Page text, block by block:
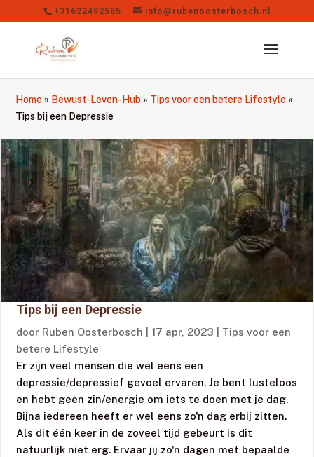
+31622492585 info@rubenoosterbosch.nl
Home » Bewust-Leven-Hub » Tips voor een betere Lifestyle »
Tips bij een Depressie
Tips bij een Depressie
door Ruben Oosterbosch 17 apr, 2023
Tips voor een
betere Lifestyle
Er zijn veel mensen die wel eens een
depressie/depressief gevoel ervaren. Je bent lusteloos
en hebt geen zin/energie om iets te doen met je dag.
Bijna iedereen heeft er wel eens zo'n dag erbij zitten.
Als dit één keer in de zoveel tijd gebeurt is dit
natuurlijk niet erg. Ervaar jij zo'n dagen met bepaalde